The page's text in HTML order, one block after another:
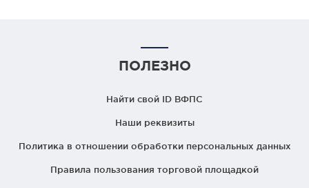
ПОЛЕЗНО
Найти свой ID ВФПС
Наши реквизиты
Политика в отношении обработки персональных данных
Правила пользования торговой площадкой